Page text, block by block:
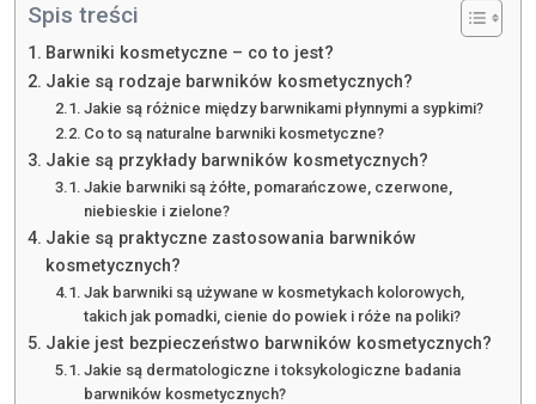
Spis treści
Barwniki kosmetyczne – co to jest?
Jakie są rodzaje barwników kosmetycznych?
Jakie są różnice między barwnikami płynnymi a sypkimi?
Co to są naturalne barwniki kosmetyczne?
Jakie są przykłady barwników kosmetycznych?
Jakie barwniki są żółte, pomarańczowe, czerwone,
niebieskie i zielone?
Jakie są praktyczne zastosowania barwników
kosmetycznych?
Jak barwniki są używane w kosmetykach kolorowych,
takich jak pomadki, cienie do powiek i róże na poliki?
Jakie jest bezpieczeństwo barwników kosmetycznych?
Jakie są dermatologiczne i toksykologiczne badania
barwników kosmetycznych?